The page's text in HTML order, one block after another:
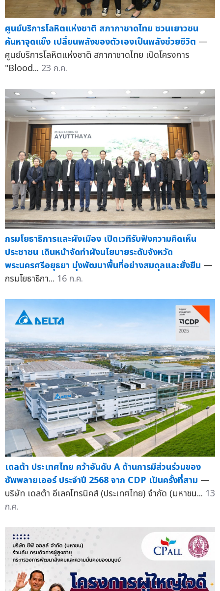
ศูนย์บริการโลหิตแห่งชาติ สภากาชาดไทย ชวนเยาวชน
ค้นหาจุดแข็ง เปลี่ยนพลังของตัวเองเป็นพลังช่วยชีวิต —
ศูนย์บริการโลหิตแห่งชาติ สภากาชาดไทย เปิดโครงการ
"Blood... 23 ก.ค.
กรมโยธาธิการและผังเมือง เปิดเวทีรับฟังความคิดเห็น
ประชาชน เดินหน้าจัดทำผังนโยบายระดับจังหวัด
พระนครศรีอยุธยา มุ่งพัฒนาพื้นที่อย่างสมดุลและยั่งยืน —
กรมโยธาธิกา... 16 ก.ค.
เดลต้า ประเทศไทย คว้าอันดับ A ด้านการมีส่วนร่วมของ
ซัพพลายเออร์ ประจำปี 2568 จาก CDP เป็นครั้งที่สาม —
บริษัท เดลต้า อีเลคโทรนิคส์ (ประเทศไทย) จำกัด (มหาชน... 13
ก.ค.